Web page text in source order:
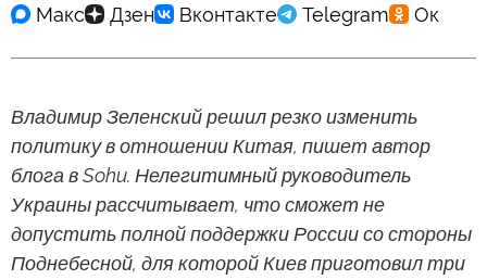
Владимир Зеленский решил резко изменить
политику в отношении Китая, пишет автор
блога в Sohu. Нелегитимный руководитель
Украины рассчитывает, что сможет не
допустить полной поддержки России со стороны
Поднебесной, для которой Киев приготовил три